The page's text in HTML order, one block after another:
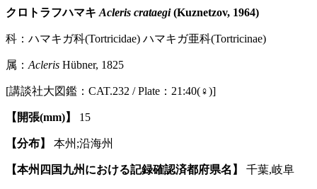
クロトラフハマキ Acleris crataegi(Kuznetzov, 1964)
科：ハマキガ科(Tortricidae) ハマキガ亜科(Tortricinae)
属： Acleris Hübner, 1825
[講談社大図鑑：CAT.232 / Plate：21:40(♀)]
【開張(mm)】 15
【分布】 本州;沿海州
【本州四国九州における記録確認済都府県名】 千葉,岐阜